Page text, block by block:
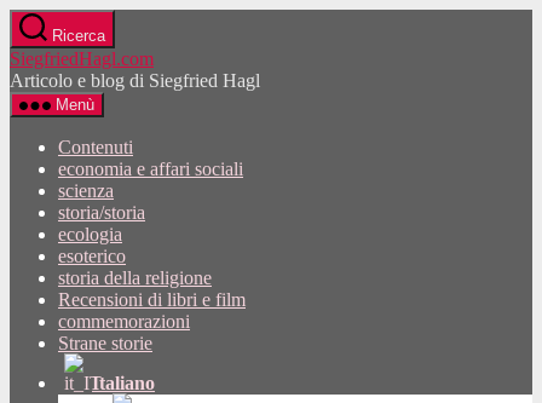
Vai
al
contenuto
Ricerca
SiegfriedHagl.com
Articolo e blog di Siegfried Hagl
Menù
Contenuti
economia e affari sociali
scienza
storia/storia
ecologia
esoterico
storia della religione
Recensioni di libri e film
commemorazioni
Strane storie
Italiano